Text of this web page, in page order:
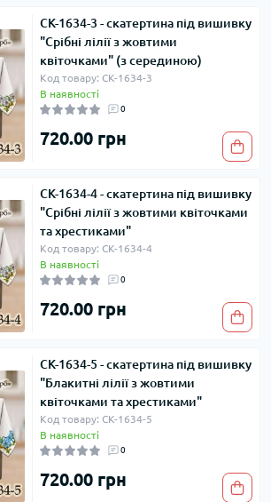
СК-1634-3 - скатертина під вишивку
"Срібні лілії з жовтими
квіточками" (з серединою)
Код товару: СК-1634-3
В наявності
0
720.00 грн
СК-1634-4 - скатертина під вишивку
"Срібні лілії з жовтими квіточками
та хрестиками"
Код товару: СК-1634-4
В наявності
0
720.00 грн
СК-1634-5 - скатертина під вишивку
"Блакитні лілії з жовтими
квіточками та хрестиками"
Код товару: СК-1634-5
В наявності
0
720.00 грн